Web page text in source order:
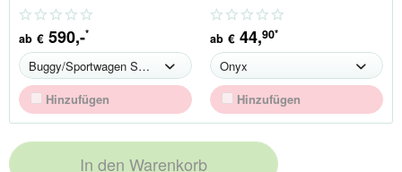
ab € 590,-*
Hinzufügen
ab € 44,90*
Hinzufügen
In den Warenkorb